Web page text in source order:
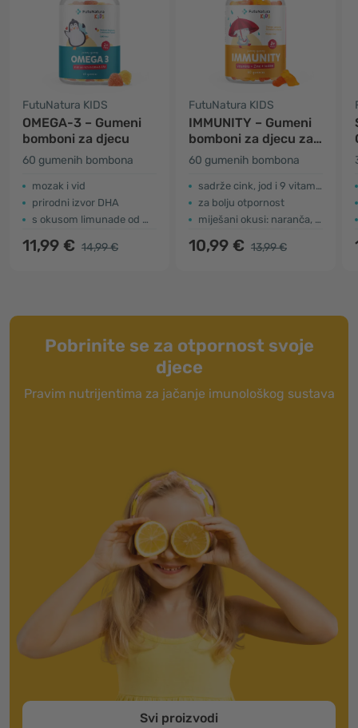
FutuNatura KIDS
OMEGA-3 – Gumeni
bomboni za djecu
60 gumenih bombona
mozak i vid
prirodni izvor DHA
s okusom limunade od malina
11,99 € 14,99 €
FutuNatura KIDS
IMMUNITY – Gumeni
bomboni za djecu za
imunološki sustav
60 gumenih bombona
sadrže cink, jod i 9 vitamna
za bolju otpornost
miješani okusi: naranča, limun i jagoda
10,99 € 13,99 €
Pobrinite se za otpornost svoje
djece
Pravim nutrijentima za jačanje imunološkog sustava
Svi proizvodi